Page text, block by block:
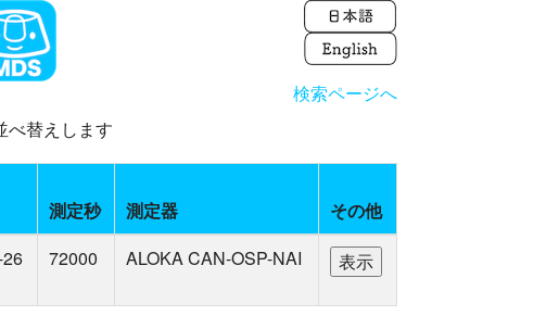
検索ページへ
べ替えします
測定秒 測定器
その他
72000 ALOKA CAN-OSP-NAI